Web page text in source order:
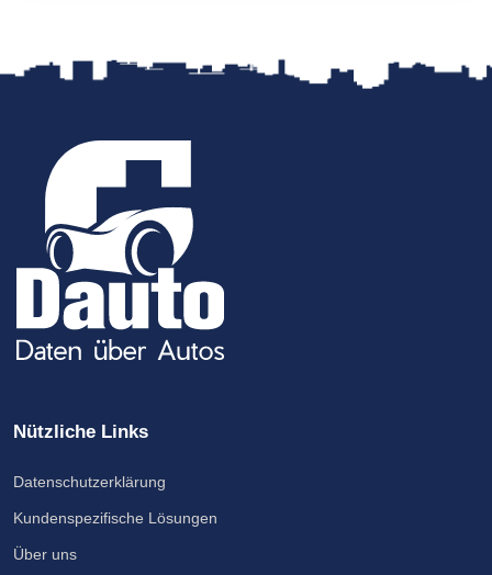
Nützliche Links
Datenschutzerklärung
Kundenspezifische Lösungen
Über uns